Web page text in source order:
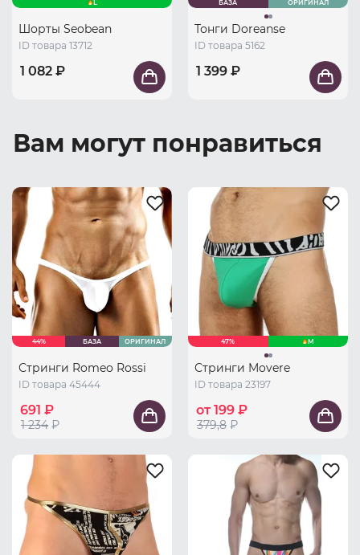
L
Шорты Seobean
ID товара 13712
1 082 ₽
БАЗА ОРИГИНАЛ
Тонги Doreanse
ID товара 5162
1 399 ₽
Вам могут понравиться
44% БАЗА ОРИГИНАЛ
Стринги Romeo Rossi
ID товара 45444
691 ₽
1 234 ₽
47% M
Стринги Movere
ID товара 23197
от 199 ₽
379,8 ₽